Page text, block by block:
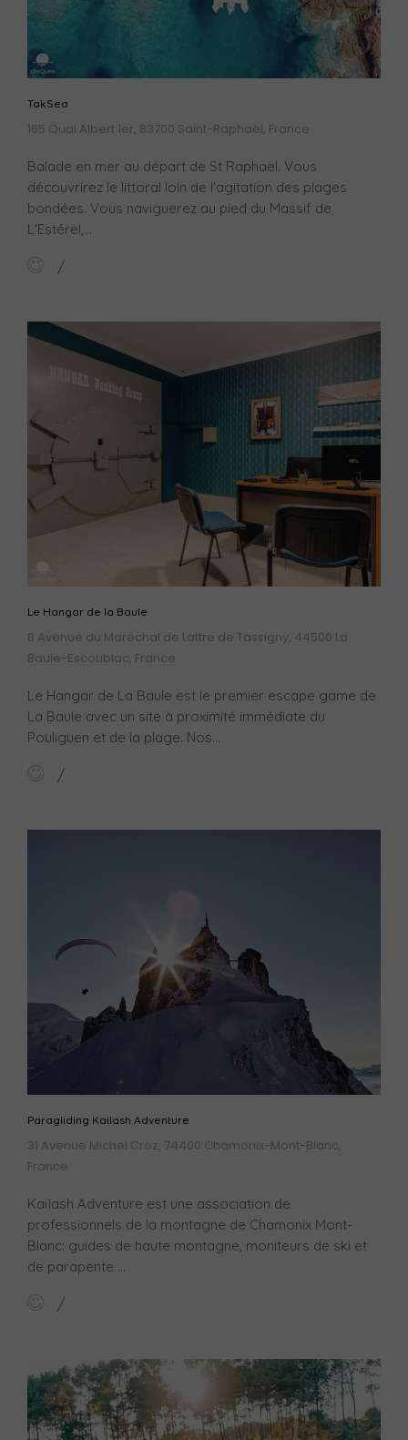
TakSea
165 Quai Albert 1er, 83700 Saint-Raphaël, France
Balade en mer au départ de St Raphaël. Vous
découvrirez le littoral loin de l'agitation des plages
bondées. Vous naviguerez au pied du Massif de
L'Estérel,...
Le Hangar de la Baule
8 Avenue du Maréchal de Lattre de Tassigny, 44500 La
Baule-Escoublac, France
Le Hangar de La Baule est le premier escape game de
La Baule avec un site à proximité immédiate du
Pouliguen et de la plage. Nos...
Paragliding Kailash Adventure
31 Avenue Michel Croz, 74400 Chamonix-Mont-Blanc,
France
Kaïlash Adventure est une association de
professionnels de la montagne de Chamonix Mont-
Blanc: guides de haute montagne, moniteurs de ski et
de parapente ...